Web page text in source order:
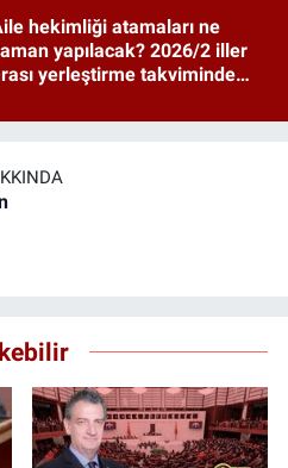
hekimliği atamaları ne
yapılacak? 2026/2 iller
yerleştirme takviminde